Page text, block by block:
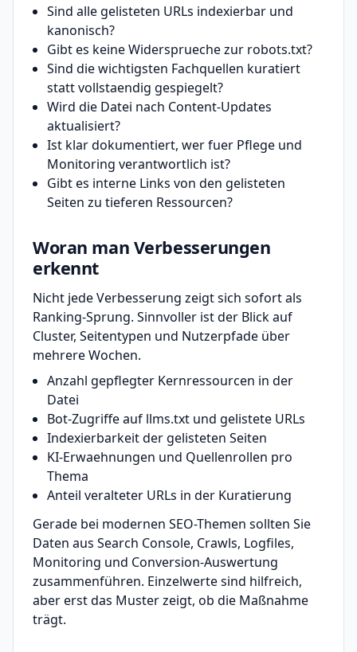
Sind alle gelisteten URLs indexierbar und
kanonisch?
Gibt es keine Widersprueche zur robots.txt?
Sind die wichtigsten Fachquellen kuratiert
statt vollstaendig gespiegelt?
Wird die Datei nach Content-Updates
aktualisiert?
Ist klar dokumentiert, wer fuer Pflege und
Monitoring verantwortlich ist?
Gibt es interne Links von den gelisteten
Seiten zu tieferen Ressourcen?
Woran man Verbesserungen
erkennt
Nicht jede Verbesserung zeigt sich sofort als
Ranking-Sprung. Sinnvoller ist der Blick auf
Cluster, Seitentypen und Nutzerpfade über
mehrere Wochen.
Anzahl gepflegter Kernressourcen in der
Datei
Bot-Zugriffe auf llms.txt und gelistete URLs
Indexierbarkeit der gelisteten Seiten
KI-Erwaehnungen und Quellenrollen pro
Thema
Anteil veralteter URLs in der Kuratierung
Gerade bei modernen SEO-Themen sollten Sie
Daten aus Search Console, Crawls, Logfiles,
Monitoring und Conversion-Auswertung
zusammenführen. Einzelwerte sind hilfreich,
aber erst das Muster zeigt, ob die Maßnahme
trägt.